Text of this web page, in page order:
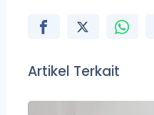
Artikel Terkait